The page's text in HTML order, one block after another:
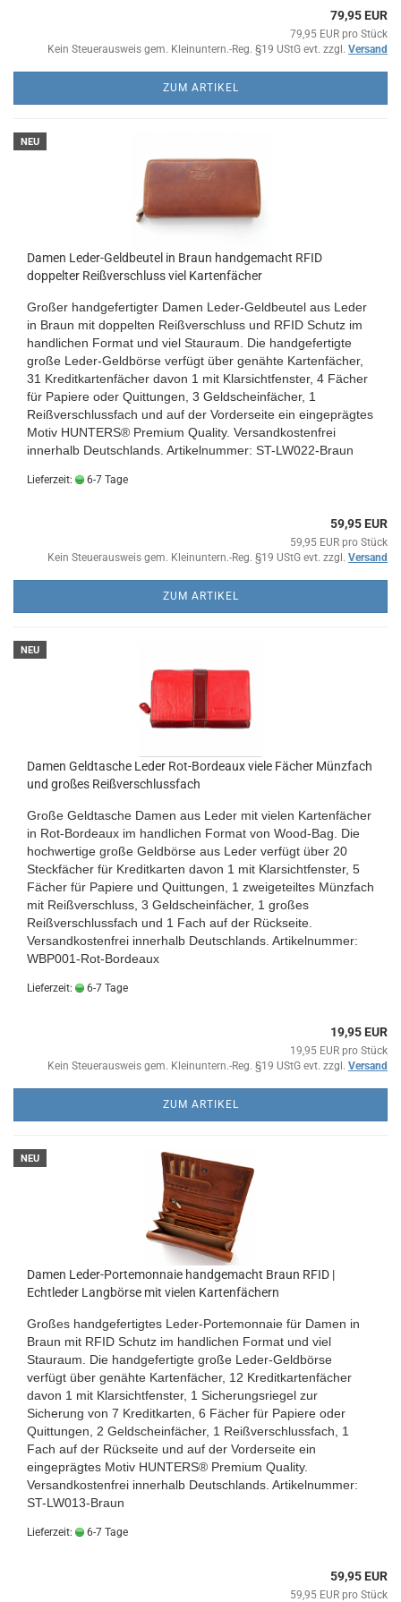
79,95 EUR
79,95 EUR pro Stück
Kein Steuerausweis gem. Kleinuntern.-Reg. §19 UStG evt. zzgl. Versand
ZUM ARTIKEL
NEU
Damen Leder-Geldbeutel in Braun handgemacht RFID
doppelter Reißverschluss viel Kartenfächer
Großer handgefertigter Damen Leder-Geldbeutel aus Leder
in Braun mit doppelten Reißverschluss und RFID Schutz im
handlichen Format und viel Stauraum. Die handgefertigte
große Leder-Geldbörse verfügt über genähte Kartenfächer,
31 Kreditkartenfächer davon 1 mit Klarsichtfenster, 4 Fächer
für Papiere oder Quittungen, 3 Geldscheinfächer, 1
Reißverschlussfach und auf der Vorderseite ein eingeprägtes
Motiv HUNTERS® Premium Quality. Versandkostenfrei
innerhalb Deutschlands. Artikelnummer: ST-LW022-Braun
Lieferzeit: 6-7 Tage
59,95 EUR
59,95 EUR pro Stück
Kein Steuerausweis gem. Kleinuntern.-Reg. §19 UStG evt. zzgl. Versand
ZUM ARTIKEL
NEU
Damen Geldtasche Leder Rot-Bordeaux viele Fächer Münzfach
und großes Reißverschlussfach
Große Geldtasche Damen aus Leder mit vielen Kartenfächer
in Rot-Bordeaux im handlichen Format von Wood-Bag. Die
hochwertige große Geldbörse aus Leder verfügt über 20
Steckfächer für Kreditkarten davon 1 mit Klarsichtfenster, 5
Fächer für Papiere und Quittungen, 1 zweigeteiltes Münzfach
mit Reißverschluss, 3 Geldscheinfächer, 1 großes
Reißverschlussfach und 1 Fach auf der Rückseite.
Versandkostenfrei innerhalb Deutschlands. Artikelnummer:
WBP001-Rot-Bordeaux
Lieferzeit: 6-7 Tage
19,95 EUR
19,95 EUR pro Stück
Kein Steuerausweis gem. Kleinuntern.-Reg. §19 UStG evt. zzgl. Versand
ZUM ARTIKEL
NEU
Damen Leder-Portemonnaie handgemacht Braun RFID |
Echtleder Langbörse mit vielen Kartenfächern
Großes handgefertigtes Leder-Portemonnaie für Damen in
Braun mit RFID Schutz im handlichen Format und viel
Stauraum. Die handgefertigte große Leder-Geldbörse
verfügt über genähte Kartenfächer, 12 Kreditkartenfächer
davon 1 mit Klarsichtfenster, 1 Sicherungsriegel zur
Sicherung von 7 Kreditkarten, 6 Fächer für Papiere oder
Quittungen, 2 Geldscheinfächer, 1 Reißverschlussfach, 1
Fach auf der Rückseite und auf der Vorderseite ein
eingeprägtes Motiv HUNTERS® Premium Quality.
Versandkostenfrei innerhalb Deutschlands. Artikelnummer:
ST-LW013-Braun
Lieferzeit: 6-7 Tage
59,95 EUR
59,95 EUR pro Stück